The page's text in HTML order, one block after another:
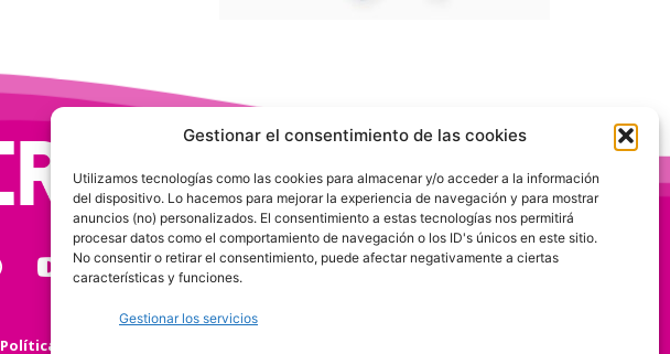
Gestionar el consentimiento de las cookies
Utilizamos tecnologías como las cookies para almacenar y/o acceder a la información
del dispositivo. Lo hacemos para mejorar la experiencia de navegación y para mostrar
anuncios (no) personalizados. El consentimiento a estas tecnologías nos permitirá
procesar datos como el comportamiento de navegación o los ID's únicos en este sitio.
No consentir o retirar el consentimiento, puede afectar negativamente a ciertas
características y funciones.
Gestionar los servicios
Política de Cookies